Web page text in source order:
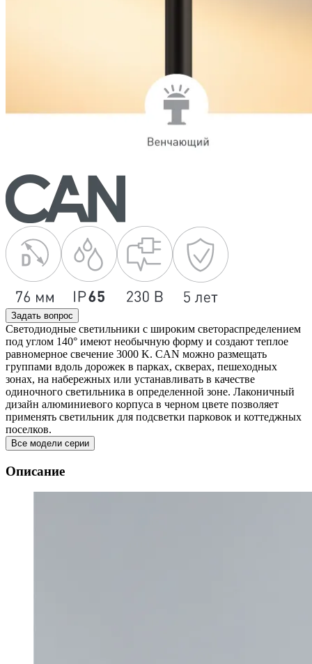
Задать вопрос
Светодиодные светильники с широким светораспределением
под углом 140° имеют необычную форму и создают теплое
равномерное свечение 3000 K. CAN можно размещать
группами вдоль дорожек в парках, скверах, пешеходных
зонах, на набережных или устанавливать в качестве
одиночного светильника в определенной зоне. Лаконичный
дизайн алюминиевого корпуса в черном цвете позволяет
применять светильник для подсветки парковок и коттеджных
поселков.
Все модели серии
Описание